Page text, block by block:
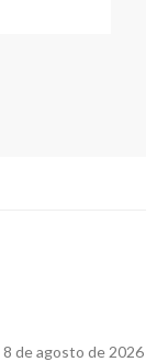
8 de agosto de 2026